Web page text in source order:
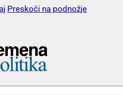
Preskoči na podnožje